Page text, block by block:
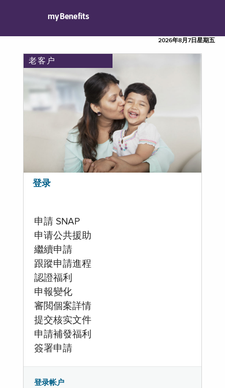
myBenefits
2026年8月7日星期五
老客户
登录
申請 SNAP
申请公共援助
繼續申請
跟蹤申請進程
認證福利
申報變化
審閲個案詳情
提交核实文件
申請補發福利
簽署申請
登录帐户